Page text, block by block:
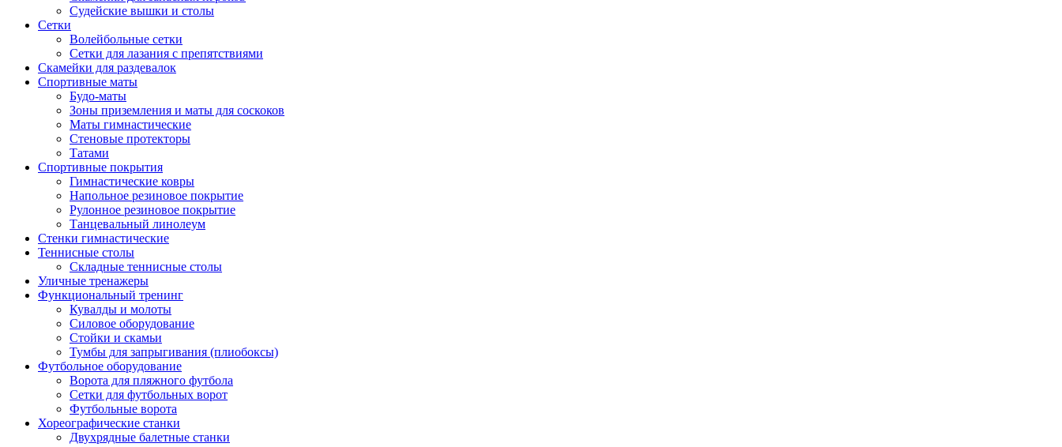
Судейские вышки и столы
Сетки
Волейбольные сетки
Сетки для лазания с препятствиями
Скамейки для раздевалок
Спортивные маты
Будо-маты
Зоны приземления и маты для соскоков
Маты гимнастические
Стеновые протекторы
Татами
Спортивные покрытия
Гимнастические ковры
Напольное резиновое покрытие
Рулонное резиновое покрытие
Танцевальный линолеум
Стенки гимнастические
Теннисные столы
Складные теннисные столы
Уличные тренажеры
Функциональный тренинг
Кувалды и молоты
Силовое оборудование
Стойки и скамьи
Тумбы для запрыгивания (плиобоксы)
Футбольное оборудование
Ворота для пляжного футбола
Сетки для футбольных ворот
Футбольные ворота
Хореографические станки
Двухрядные балетные станки